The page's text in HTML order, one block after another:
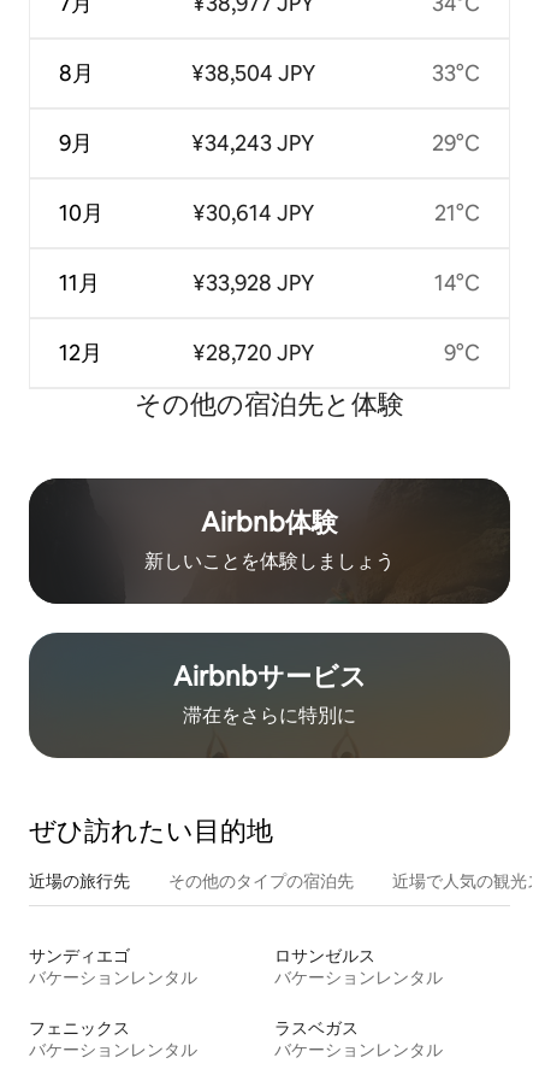
8月
9月
10月
11月
12月
¥38,504 JPY
¥34,243 JPY
¥30,614 JPY
¥33,928 JPY
¥28,720 JPY
33°C
29°C
21°C
14°C
9°C
その他の宿⁠泊⁠先と体⁠験
Airbnb体験
新しいことを体験しましょう
Airbnb⁠サ⁠ー⁠ビ⁠ス
滞在をさ⁠ら⁠に特⁠別⁠に
ぜひ訪⁠れ⁠た⁠い目⁠的⁠地
近場の旅行先 その他のタ⁠イ⁠プ⁠の宿⁠泊⁠先 近場で人気の観光
サンディエゴ
バケーションレンタル
ロサンゼルス
バケーションレンタル
フェニックス
バケーションレンタル
ラスベガス
バケーションレンタル